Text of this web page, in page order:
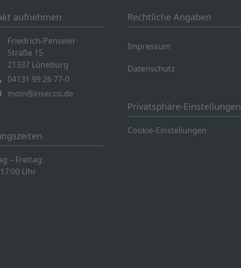
aufnehmen
Friedrich-Penseler-
Straße 15
21337 Lüneburg
04131 99 26 77-0
moin@insecco.de
– Freitag:
Uhr
Rechtliche Angaben
Impressum
Datenschutz
Privatsphäre-Einstellungen
Cookie-Einstellungen